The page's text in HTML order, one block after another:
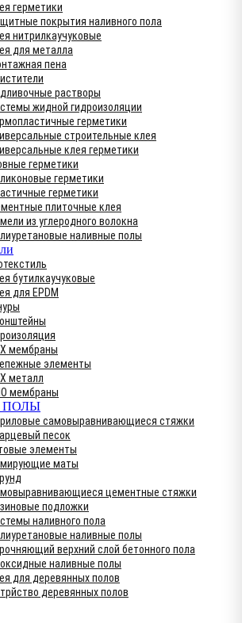
герметики
покрытия наливного пола
нитрилкаучуковые
для металла
пена
растворы
жидной гидроизоляции
герметики
строительные клея
клея герметики
герметики
герметики
герметики
плиточные клея
из углеродного волокна
наливные полы
бутилкаучуковые
для EPDM
мембраны
элементы
металл
мембраны
ПОЛЫ
самовыравнивающиеся стяжки
песок
элементы
маты
цементные стяжки
подложки
наливного пола
наливные полы
верхний слой бетонного пола
наливные полы
для деревянных полов
деревянных полов